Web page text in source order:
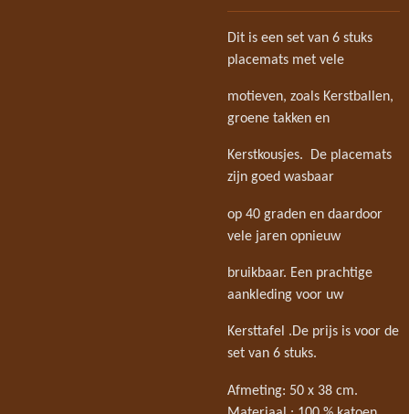
Dit is een set van 6 stuks
placemats met vele
motieven, zoals Kerstballen,
groene takken en
Kerstkousjes. De placemats
zijn goed wasbaar
op 40 graden en daardoor
vele jaren opnieuw
bruikbaar. Een prachtige
aankleding voor uw
Kersttafel .De prijs is voor de
set van 6 stuks.
Afmeting: 50 x 38 cm.